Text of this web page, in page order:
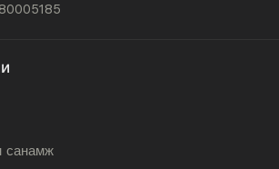
санамж